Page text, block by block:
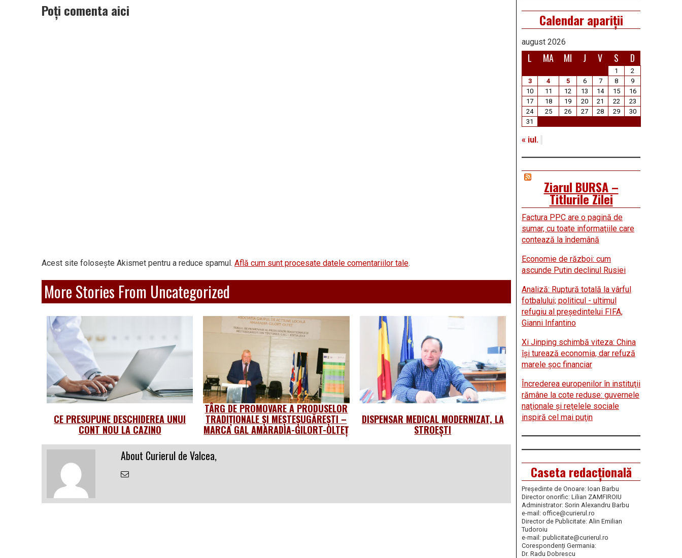
Poți comenta aici
Acest site folosește Akismet pentru a reduce spamul. Află cum sunt procesate datele comentariilor tale.
More Stories From Uncategorized
CE PRESUPUNE DESCHIDEREA UNUI
CONT NOU LA CAZINO
TÂRG DE PROMOVARE A PRODUSELOR
TRADIȚIONALE ȘI MEȘTEȘUGĂREȘTI –
MARCA GAL AMARADIA-GILORT-OLTEȚ
DISPENSAR MEDICAL MODERNIZAT, LA
STROEȘTI
About Curierul de Valcea,
Email
Calendar apariții
august 2026
L MA MI J V S D
1
2
3
4 5 6 7 8
9
10
11 12 13 14 15
16
17
18 19 20 21 22
23
24
25 26 27 28 29
30
31
« iul.
Ziarul BURSA –
Titlurile Zilei
Factura PPC are o pagină de
sumar, cu toate informaţiile care
contează la îndemână
Economie de război: cum
ascunde Putin declinul Rusiei
Analiză: Ruptură totală la vârful
fotbalului; politicul - ultimul
refugiu al preşedintelui FIFA,
Gianni Infantino
Xi Jinping schimbă viteza: China
îşi turează economia, dar refuză
marele şoc financiar
Încrederea europenilor în instituţii
rămâne la cote reduse: guvernele
naţionale şi reţelele sociale
inspiră cel mai puţin
Caseta redacțională
Președinte de Onoare: Ioan Barbu
Director onorific: Lilian ZAMFIROIU
Administrator: Sorin Alexandru Barbu
e-mail: office@curierul.ro
Director de Publicitate: Alin Emilian
Tudoroiu
e-mail: publicitate@curierul.ro
Corespondenți Germania:
Dr. Radu Dobrescu